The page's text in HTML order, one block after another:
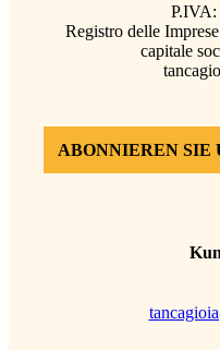
P.IVA:
Registro delle
capitale
ABONNIEREN SIE